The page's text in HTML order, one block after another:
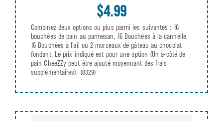
$4.99
Combinez deux options ou plus parmi les suivantes : 16
bouchées de pain au parmesan, 16 Bouchées à la cannelle,
16 Bouchées à l’ail ou 2 morceaux de gâteau au chocolat
fondant. Le prix indiqué est pour une option (Un à-côté de
pain CheeZZy peut être ajouté moyennant des frais
supplémentaires). (8329)